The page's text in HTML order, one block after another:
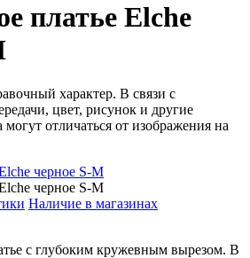
платье Elche
характер. В связи с
цвет, рисунок и другие
отличаться от изображения на
Наличие в магазинах
с глубоким кружевным вырезом. В